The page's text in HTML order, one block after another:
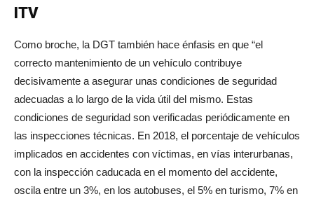
ITV
Como broche, la DGT también hace énfasis en que “el
correcto mantenimiento de un vehículo contribuye
decisivamente a asegurar unas condiciones de seguridad
adecuadas a lo largo de la vida útil del mismo. Estas
condiciones de seguridad son verificadas periódicamente en
las inspecciones técnicas. En 2018, el porcentaje de vehículos
implicados en accidentes con víctimas, en vías interurbanas,
con la inspección caducada en el momento del accidente,
oscila entre un 3%, en los autobuses, el 5% en turismo, 7% en